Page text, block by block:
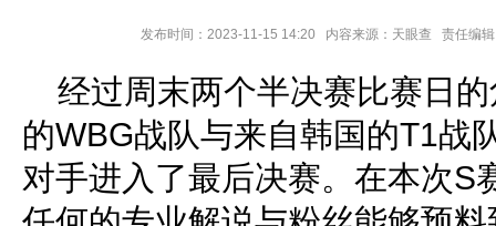
发布时间：2023-11-15 14:20 内容来源：天眼查 责任编
经过周末两个半决赛比赛日
的WBG战队与来自韩国的T1战
对手进入了最后决赛。在本次S